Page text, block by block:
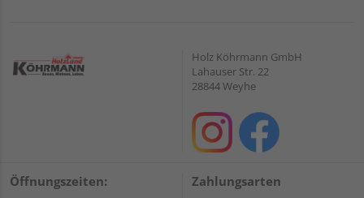
Holz Köhrmann GmbH
Lahauser Str. 22
28844 Weyhe
Öffnungszeiten: Zahlungsarten